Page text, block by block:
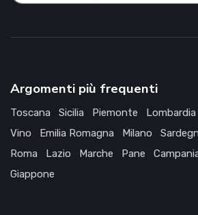
Argomenti più frequenti
Toscana Sicilia Piemonte Lombardia
Vino
Emilia Romagna Milano
Roma
Lazio Marche Pane
Giappone